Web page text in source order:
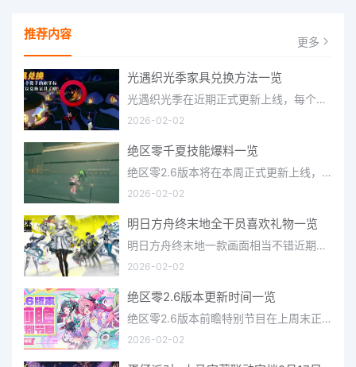
推荐内容 更多
光遇织光季家具兑换方法一览
光遇织光季在近期正式更新上线，每个季节都有着许多全新内容和资讯可以让你来体验，不少刚体验的小伙伴想要知道
2026-02-02
绝区零千夏技能爆料一览
绝区零2.6版本将在本周正式更新上线，上周的前瞻直播官方给玩家们带来关于最新版本的卡池信息和相关活动内容，
2026-02-02
明日方舟终末地全干员喜欢礼物一览
明日方舟终末地一款画面相当不错近期非常火爆的大型二次元冒险游戏，这里有相当多好看的干员可以让你来抽取并
2026-02-02
绝区零2.6版本更新时间一览
绝区零2.6版本前瞻特别节目在上周末正式播出，官方给玩家们带来了许多关于最新版本的相关资讯和上线时间，不少
2026-02-02